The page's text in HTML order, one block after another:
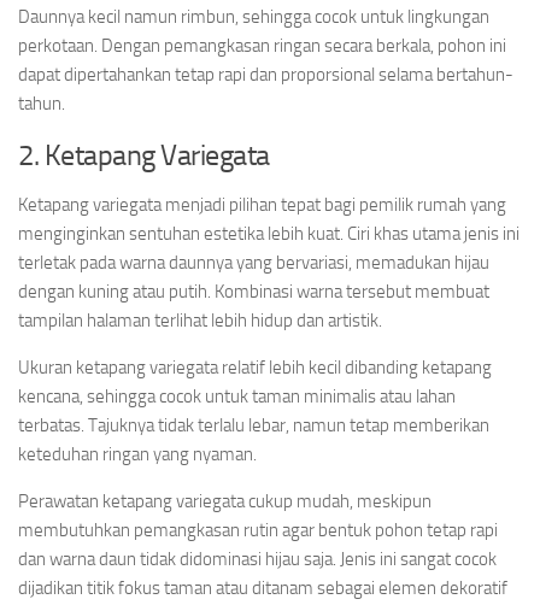
Daunnya kecil namun rimbun, sehingga cocok untuk lingkungan
perkotaan. Dengan pemangkasan ringan secara berkala, pohon ini
dapat dipertahankan tetap rapi dan proporsional selama bertahun-
tahun.
2. Ketapang Variegata
Ketapang variegata menjadi pilihan tepat bagi pemilik rumah yang
menginginkan sentuhan estetika lebih kuat. Ciri khas utama jenis ini
terletak pada warna daunnya yang bervariasi, memadukan hijau
dengan kuning atau putih. Kombinasi warna tersebut membuat
tampilan halaman terlihat lebih hidup dan artistik.
Ukuran ketapang variegata relatif lebih kecil dibanding ketapang
kencana, sehingga cocok untuk taman minimalis atau lahan
terbatas. Tajuknya tidak terlalu lebar, namun tetap memberikan
keteduhan ringan yang nyaman.
Perawatan ketapang variegata cukup mudah, meskipun
membutuhkan pemangkasan rutin agar bentuk pohon tetap rapi
dan warna daun tidak didominasi hijau saja. Jenis ini sangat cocok
dijadikan titik fokus taman atau ditanam sebagai elemen dekoratif